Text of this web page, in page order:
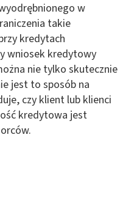
w
takie
kredytach
wniosek kredytowy
nie tylko skutecznie
jest to sposób na
czy klient lub klienci
kredytowa jest